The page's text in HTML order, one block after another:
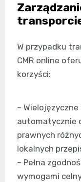
W przypadku
CMR online
korzyści:
–
automatycznie
prawnych
lokalnych
– Pełna
wymogami